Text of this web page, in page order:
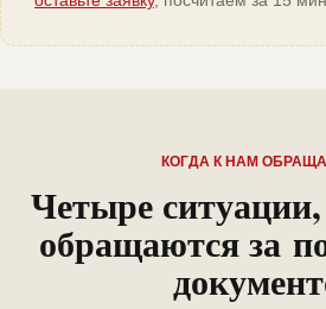
КОГДА К НАМ
Четыре
обращаются за